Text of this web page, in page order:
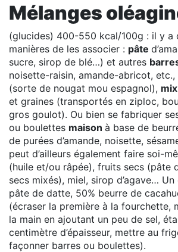
Mélanges
(glucides) 400-550 kcal/100g : il y a
manières de les associer : pâte
sucre, sirop de blé…) et autres
noisette-raisin, amande-abricot,
(sorte de nougat mou espagnol),
et graines (transportés en ziploc,
gros goulot). Ou bien se fabriquer
ou boulettes maison à base de
de purées d’amande, noisette,
peut d’ailleurs également faire soi-
(huile et/ou râpée), fruits secs (pâte
secs mixés), miel, sirop d’agave… Un
pâte de datte, 50% beurre de
(écraser la première à la fourchette,
la main en ajoutant un peu de sel,
centimètre d’épaisseur, mettre au
façonner barres ou boulettes).